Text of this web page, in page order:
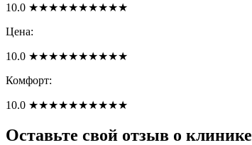
10.0 ★★★★★★★★★★
Цена:
10.0 ★★★★★★★★★★
Комфорт:
10.0 ★★★★★★★★★★
Оставьте свой отзыв о клинике